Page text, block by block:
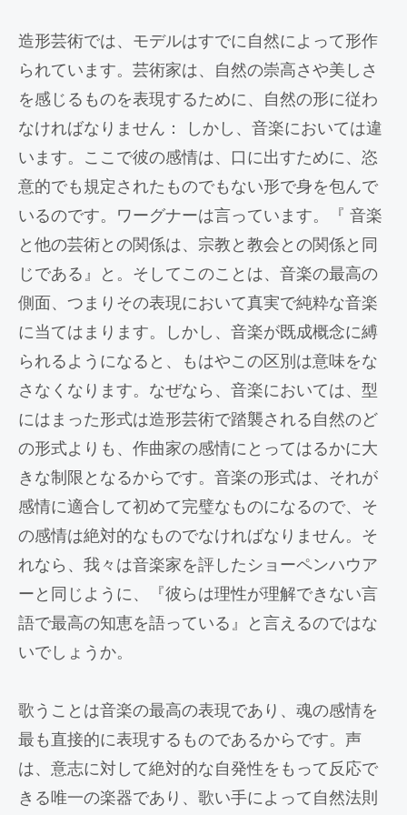
造形芸術では、モデルはすでに自然によって形作
られています。芸術家は、自然の崇高さや美しさ
を感じるものを表現するために、自然の形に従わ
なければなりません： しかし、音楽においては違
います。ここで彼の感情は、口に出すために、恣
意的でも規定されたものでもない形で身を包んで
いるのです。ワーグナーは言っています。『 音楽
と他の芸術との関係は、宗教と教会との関係と同
じである』と。そしてこのことは、音楽の最高の
側面、つまりその表現において真実で純粋な音楽
に当てはまります。しかし、音楽が既成概念に縛
られるようになると、もはやこの区別は意味をな
さなくなります。なぜなら、音楽においては、型
にはまった形式は造形芸術で踏襲される自然のど
の形式よりも、作曲家の感情にとってはるかに大
きな制限となるからです。音楽の形式は、それが
感情に適合して初めて完璧なものになるので、そ
の感情は絶対的なものでなければなりません。そ
れなら、我々は音楽家を評したショーペンハウア
ーと同じように、『彼らは理性が理解できない言
語で最高の知恵を語っている』と言えるのではな
いでしょうか。
歌うことは音楽の最高の表現であり、魂の感情を
最も直接的に表現するものであるからです。声
は、意志に対して絶対的な自発性をもって反応で
きる唯一の楽器であり、歌い手によって自然法則